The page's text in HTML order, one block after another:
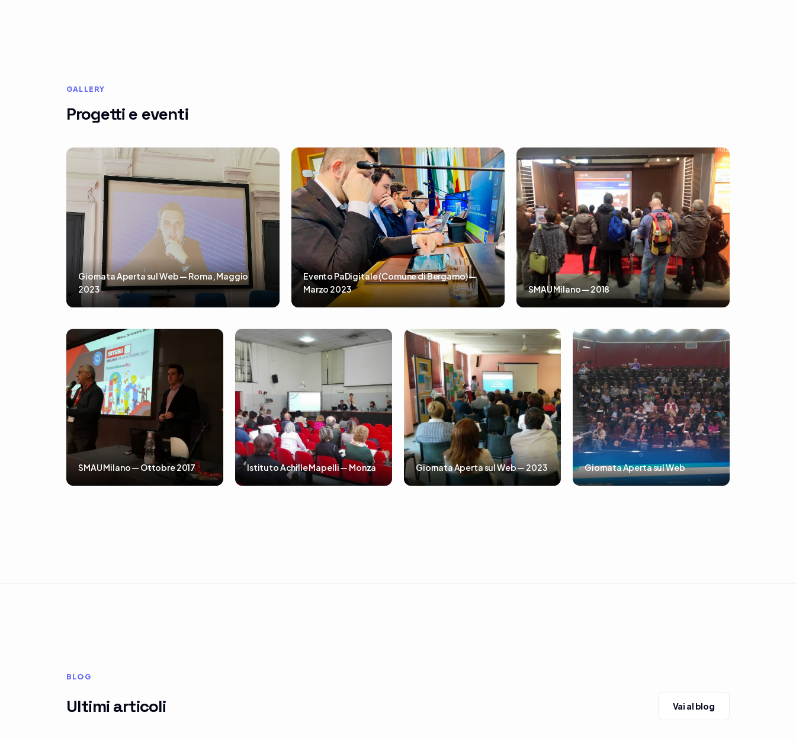
GALLERY
Progetti e eventi
Giornata Aperta sul Web — Roma, Maggio
2023
Evento PaDigitale (Comune di Bergamo) —
Marzo 2023
SMAU Milano — 2018
SMAU Milano — Ottobre 2017 Istituto Achille Mapelli — Monza Giornata Aperta sul Web — 2023 Giornata Aperta sul Web
BLOG
Ultimi articoli Vai al blog